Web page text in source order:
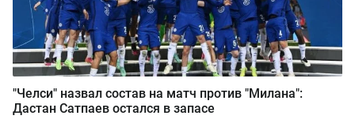
"Челси" назвал состав на матч против "Милана":
Дастан Сатпаев остался в запасе